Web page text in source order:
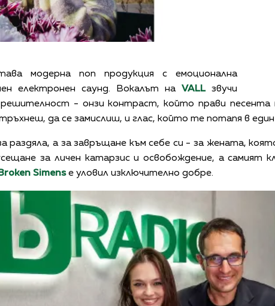
модерна поп продукция с емоционална
електронен саунд. Вокалът на VALLзвучи
- онзи контраст, който прави песента
да се замислиш, и глас, който те потапя в
раздяла, а за завръщане към себе си - за жената,
за личен катарзис и освобождение, а самият
Broken Simensе уловил изключително добре.